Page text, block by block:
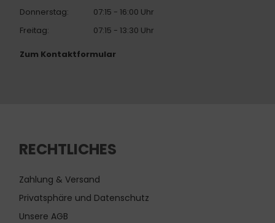
Donnerstag:
07:15 - 16:00 Uhr
Freitag:
07:15 - 13:30 Uhr
Zum Kontaktformular
RECHTLICHES
Zahlung & Versand
Privatsphäre und Datenschutz
Unsere AGB